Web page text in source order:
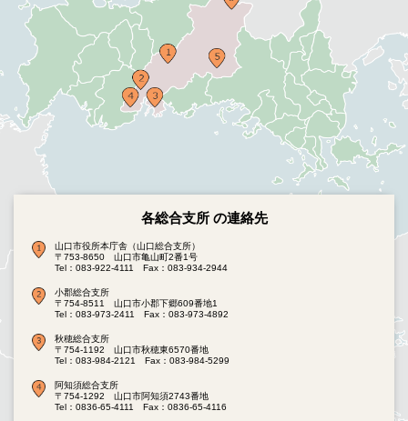
各総合支所 の連絡先
山口市役所本庁舎（山口総合支所）
〒753-8650 山口市亀山町2番1号
Tel：083-922-4111
Fax：083-934-2944
小郡総合支所
〒754-8511 山口市小郡下郷609番地1
Tel：083-973-2411
Fax：083-973-4892
秋穂総合支所
〒754-1192 山口市秋穂東6570番地
Tel：083-984-2121
Fax：083-984-5299
阿知須総合支所
〒754-1292 山口市阿知須2743番地
Tel：0836-65-4111
Fax：0836-65-4116